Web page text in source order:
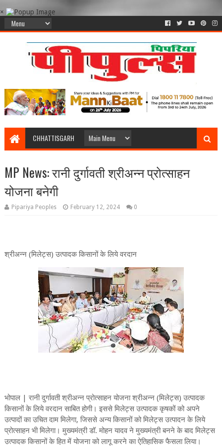
×
CHHATTISGARH
MP News: रानी दुर्गावती श्रीअन्न प्रोत्साहन
योजना बनेगी
Pipariya Peoples February 12, 2024 0
श्रीअन्न (मिलेट्स) उत्पादक किसानों के लिये वरदान
भोपाल | रानी दुर्गावती श्रीअन्न प्रोत्साहन योजना श्रीअन्न (मिलेट्स) उत्पादक
किसानों के लिये वरदान साबित होगी। इससे मिलेट्स उत्पादक कृषकों को अपने
उत्पादों का उचित दाम मिलेगा, जिससे अन्य किसानों को मिलेट्स उत्पादन के लिये
प्रोत्साहन भी मिलेगा। मुख्यमंत्री डॉ. मोहन यादव ने मुख्यमंत्री बनने के बाद मिलेट्स
उत्पादक किसानों के हित में योजना को लागू करने का ऐतिहासिक फैसला लिया।